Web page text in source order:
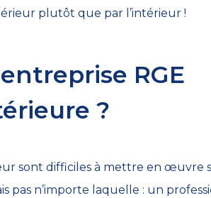
plutôt que par l’intérieur !
RGE
?
sont difficiles à mettre en œuvre
pas n’importe laquelle : un